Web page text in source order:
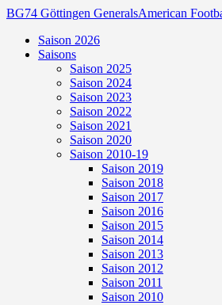
BG74 Göttingen GeneralsAmerican
Saison 2026
Saisons
Saison 2025
Saison 2024
Saison 2023
Saison 2022
Saison 2021
Saison 2020
Saison 2010-19
Saison 2019
Saison 2018
Saison 2017
Saison 2016
Saison 2015
Saison 2014
Saison 2013
Saison 2012
Saison 2011
Saison 2010